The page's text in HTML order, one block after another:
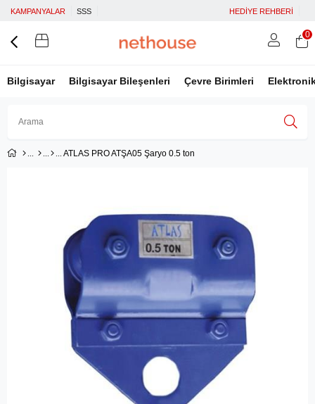
KAMPANYALAR SSS HEDİYE REHBERİ
Bilgisayar Bilgisayar Bileşenleri Çevre Birimleri
Üye Ol
0
ATLAS PRO ATŞA05 Şaryo 0.5 ton